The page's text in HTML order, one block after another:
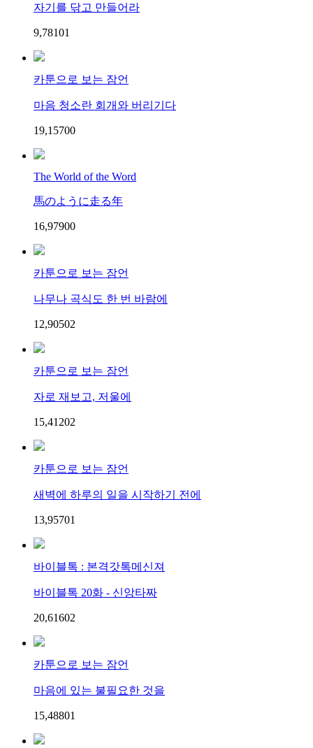
자기를 닦고 만들어라
9,78101
카툰으로 보는 잠언
마음 청소란 회개와 버리기다
19,15700
The World of the Word
馬のように走る年
16,97900
카툰으로 보는 잠언
나무나 곡식도 한 번 바람에
12,90502
카툰으로 보는 잠언
자로 재보고, 저울에
15,41202
카툰으로 보는 잠언
새벽에 하루의 일을 시작하기 전에
13,95701
바이블톡 : 본격갓톡메신져
바이블톡 20화 - 신앙타짜
20,61602
카툰으로 보는 잠언
마음에 있는 불필요한 것을
15,48801